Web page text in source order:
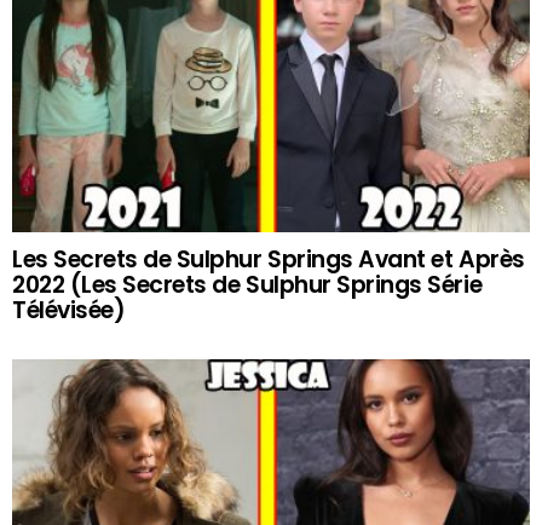
Les Secrets de Sulphur Springs Avant et Après
2022 (Les Secrets de Sulphur Springs Série
Télévisée)